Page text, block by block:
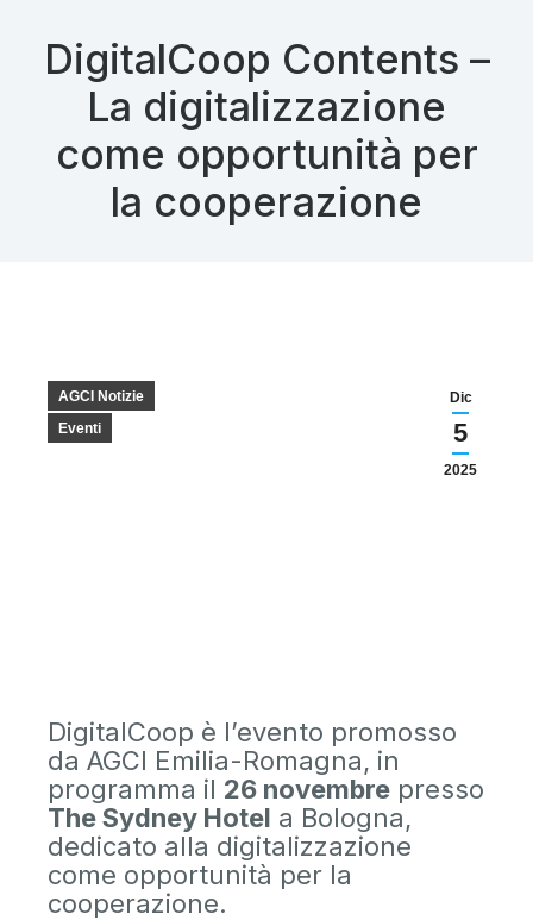
DigitalCoop Contents –
La digitalizzazione
come opportunità per
la cooperazione
Dic
5
2025
AGCI Notizie
Eventi
DigitalCoop è l’evento promosso
da AGCI Emilia-Romagna, in
programma il 26 novembre presso
The Sydney Hotel a Bologna,
dedicato alla digitalizzazione
come opportunità per la
cooperazione.